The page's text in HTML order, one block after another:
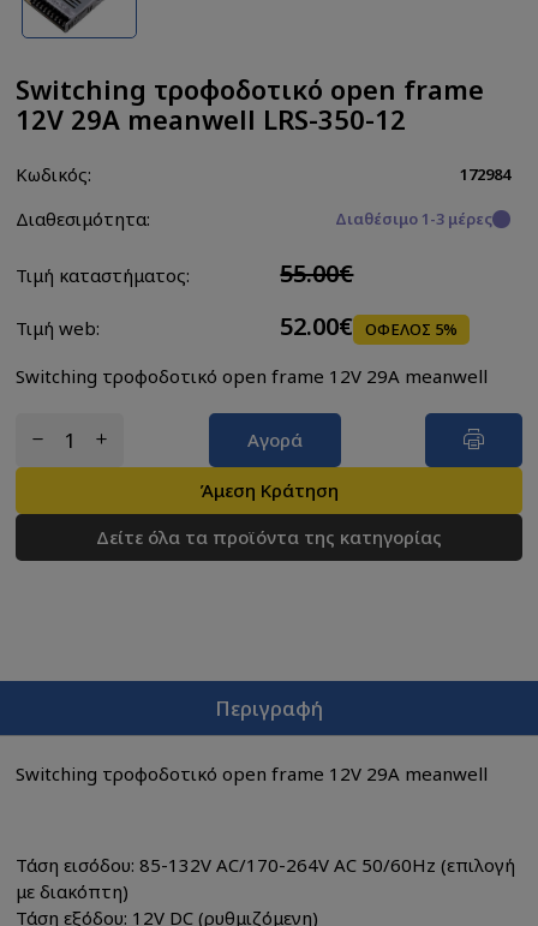
Switching τροφοδοτικό open frame
12V 29A meanwell LRS-350-12
Κωδικός: 172984
Διαθεσιμότητα: Διαθέσιμο 1-3 μέρες
Τιμή καταστήματος: 55.00€
Τιμή web: 52.00€ ΟΦΕΛΟΣ 5%
Switching τροφοδοτικό open frame 12V 29A meanwell
Αγορά
Άμεση Κράτηση
Δείτε όλα τα προϊόντα της κατηγορίας
Περιγραφή
Switching τροφοδοτικό open frame 12V 29A meanwell
Τάση εισόδου: 85-132V AC/170-264V AC 50/60Hz (επιλογή
με διακόπτη)
Τάση εξόδου: 12V DC (ρυθμιζόμενη)